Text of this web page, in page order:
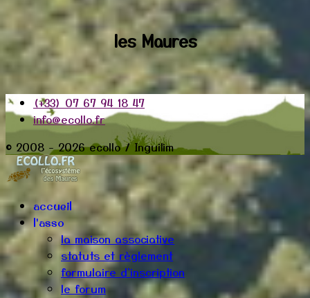
les Maures
(+33) 07 67 94 18 47
info@ecollo.fr
© 2008 - 2026 ecollo / Inguilim
accueil
l'asso
la maison associative
statuts et règlement
formulaire d'inscription
le forum